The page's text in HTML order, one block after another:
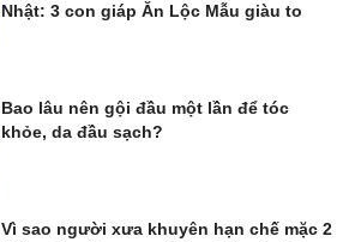
Nhật: 3 con giáp Ăn Lộc Mẫu giàu to
Bao lâu nên gội đầu một lần để tóc
khỏe, da đầu sạch?
Vì sao người xưa khuyên hạn chế mặc 2